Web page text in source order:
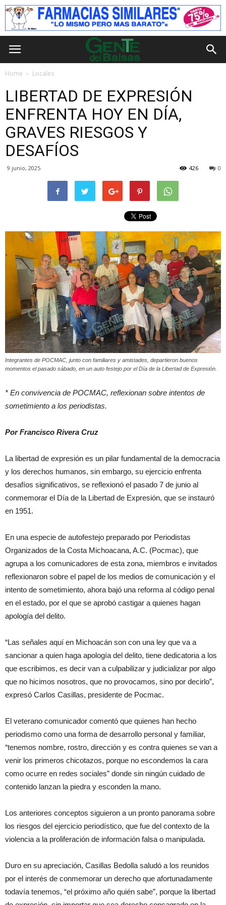
Home Locales
LIBERTAD DE EXPRESIÓN
ENFRENTA HOY EN DÍA,
GRAVES RIESGOS Y
DESAFÍOS
9 junio, 2025 0
426
Integrantes de POCMAC, junto con familiares y amistades, departieron buenos
momentos el pasado sábado, en un auto festejo por el Día de la Libertad de Expresión.
* En convivencia de POCMAC, reflexionan sobre intentos de
sometimiento a los periodistas.
Por Francisco Rivera Cruz
La libertad de expresión es un pilar fundamental de la democracia
y los derechos humanos, sin embargo, su ejercicio enfrenta
desafíos significativos, se reflexionó el pasado 7 de junio al
conmemorar el Día de la Libertad de Expresión, que se instauró
en 1951.
En una especie de autofestejo preparado por Periodistas
Organizados de la Costa Michoacana, A.C. (Pocmac), que
agrupa a los comunicadores de esta zona, miembros e invitados
reflexionaron sobre el papel de los medios de comunicación y el
intento de sometimiento, ahora bajó una reforma al código penal
en el estado, por el que se aprobó castigar a quienes hagan
apología del delito.
“Las señales aquí en Michoacán son con una ley que va a
sancionar a quien haga apología del delito, tiene dedicatoria a los
que escribimos, es decir van a culpabilizar y judicializar por algo
que no hicimos nosotros, que no provocamos, sino por decirlo”,
expresó Carlos Casillas, presidente de Pocmac.
El veterano comunicador comentó que quienes han hecho
periodismo como una forma de desarrollo personal y familiar,
“tenemos nombre, rostro, dirección y es contra quienes se van a
venir los primeros chicotazos, porque no escondemos la cara
como ocurre en redes sociales” donde sin ningún cuidado de
contenido lanzan la piedra y esconden la mano.
Los anteriores conceptos siguieron a un pronto panorama sobre
los riesgos del ejercicio periodístico, que fue del contexto de la
violencia a la proliferación de información falsa o manipulada.
Duro en su apreciación, Casillas Bedolla saludó a los reunidos
por el interés de conmemorar un derecho que afortunadamente
todavía tenemos, “el próximo año quién sabe”, porque la libertad